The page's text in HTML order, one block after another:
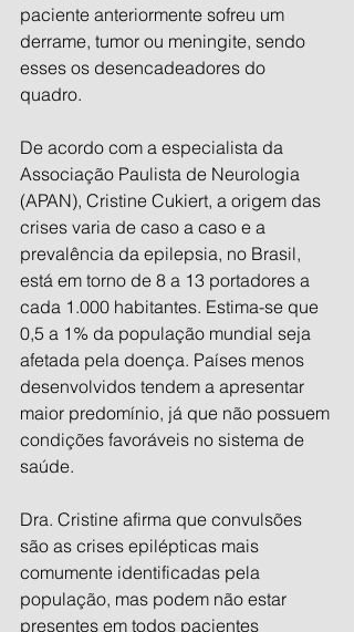
paciente anteriormente sofreu um
derrame, tumor ou meningite, sendo
esses os desencadeadores do
quadro.
De acordo com a especialista da
Associação Paulista de Neurologia
(APAN), Cristine Cukiert, a origem das
crises varia de caso a caso e a
prevalência da epilepsia, no Brasil,
está em torno de 8 a 13 portadores a
cada 1.000 habitantes. Estima-se que
0,5 a 1% da população mundial seja
afetada pela doença. Países menos
desenvolvidos tendem a apresentar
maior predomínio, já que não possuem
condições favoráveis no sistema de
saúde.
Dra. Cristine afirma que convulsões
são as crises epilépticas mais
comumente identificadas pela
população, mas podem não estar
presentes em todos pacientes